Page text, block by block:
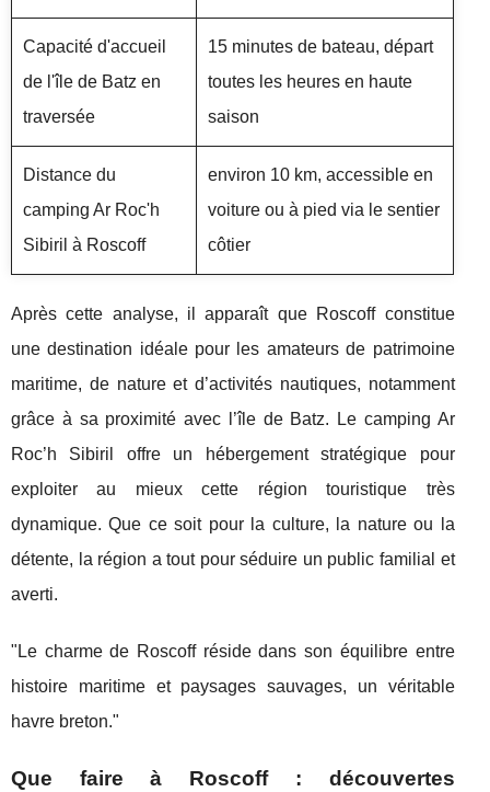
Capacité d'accueil
de l'île de Batz en
traversée
15 minutes de bateau, départ
toutes les heures en haute
saison
Distance du
camping Ar Roc'h
Sibiril à Roscoff
environ 10 km, accessible en
voiture ou à pied via le sentier
côtier
Après cette analyse, il apparaît que Roscoff constitue
une destination idéale pour les amateurs de patrimoine
maritime, de nature et d’activités nautiques, notamment
grâce à sa proximité avec l’île de Batz. Le camping Ar
Roc’h Sibiril offre un hébergement stratégique pour
exploiter au mieux cette région touristique très
dynamique. Que ce soit pour la culture, la nature ou la
détente, la région a tout pour séduire un public familial et
averti.
"Le charme de Roscoff réside dans son équilibre entre
histoire maritime et paysages sauvages, un véritable
havre breton."
Que faire à Roscoff : découvertes